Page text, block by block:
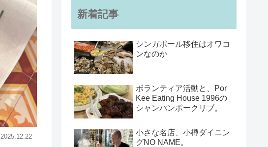
2025.12.22
新着記事
シンガポール移住はオワコ
ンなのか
ボランティア活動と、Por
Kee Eating House 1996の
シャンパンポークリブ。
小さな名店、小樽ダイニン
グNO NAME。